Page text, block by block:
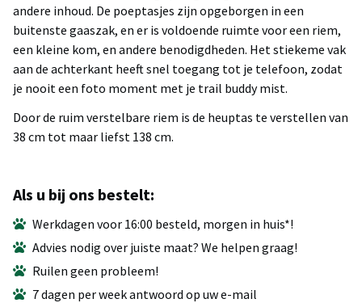
andere inhoud. De poeptasjes zijn opgeborgen in een
buitenste gaaszak, en er is voldoende ruimte voor een riem,
een kleine kom, en andere benodigdheden. Het stiekeme vak
aan de achterkant heeft snel toegang tot je telefoon, zodat
je nooit een foto moment met je trail buddy mist.
Door de ruim verstelbare riem is de heuptas te verstellen van
38 cm tot maar liefst 138 cm.
Als u bij ons bestelt:
Werkdagen voor 16:00 besteld, morgen in huis*!
Advies nodig over juiste maat? We helpen graag!
Ruilen geen probleem!
7 dagen per week antwoord op uw e-mail